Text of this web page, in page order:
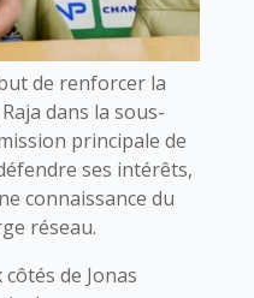
de renforcer la
dans la sous-
principale de
ses intérêts,
connaissance du
réseau.
de Jonas